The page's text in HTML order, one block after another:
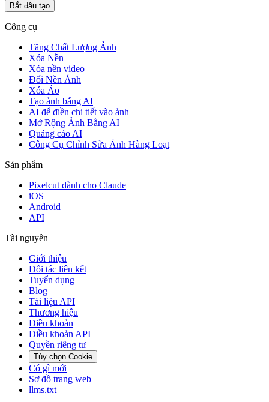
Bắt đầu tạo
Công cụ
Tăng Chất Lượng Ảnh
Xóa Nền
Xóa nền video
Đổi Nền Ảnh
Xóa Ảo
Tạo ảnh bằng AI
AI để điền chi tiết vào ảnh
Mở Rộng Ảnh Bằng AI
Quảng cáo AI
Công Cụ Chỉnh Sửa Ảnh Hàng Loạt
Sản phẩm
Pixelcut dành cho Claude
iOS
Android
API
Tài nguyên
Giới thiệu
Đối tác liên kết
Tuyển dụng
Blog
Tài liệu API
Thương hiệu
Điều khoản
Điều khoản API
Quyền riêng tư
Tùy chọn Cookie
Có gì mới
Sơ đồ trang web
llms.txt